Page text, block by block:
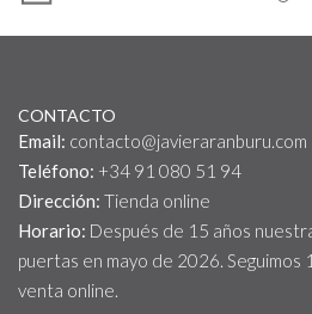
CONTACTO
Email: contacto@javieraranburu.com
Teléfono: +34 91 080 51 94
Dirección: Tienda online
Horario: Después de 15 años
puertas en mayo de 2026. Seguimos
venta online.